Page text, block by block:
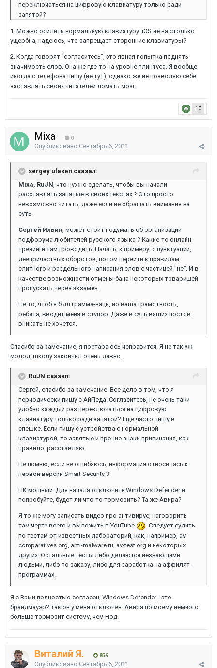
переключаться на цифровую клавиатуру только ради
запятой?
1. Можно осилить нормальную клавиатуру. iOS не на столько
ущербна, надеюсь, что запрещает сторонние клавиатуры?
2. Когда говорят "согласитесь", это явная попытка поднять
значимость слов. Она же где-то на уровне плинтуса. Я вообще
иногда с телефона пишу (не тут), однако же не позволяю себе
заставлять своих читателей ломать мозг.
10
Mixa 0
Опубликовано Сентябрь 6, 2011
sergey ulasen сказал:
Mixa, RuJN, что нужно сделать, чтобы вы начали
расставлять запятые в своих текстах ? Это просто
невозможно читать, даже если не обращать внимания на
суть.
Сергей Ильин, может стоит подумать об организации
подфорума любителей русского языка ? Какие-то онлайн
тренинги там проводить. Начать, к примеру, с пунктуации,
деепричастных оборотов, потом перейти к правилам
слитного и раздельного написания слов с частицей "не". И в
качестве возможности отмены бана некоторых товарищей
пропускать через экзамен.
Не то, чтоб я был грамма-наци, но ваша грамотность,
ребята, вводит меня в ступор. Даже в суть ваших постов
вникать не хочется.
Спасибо за замечание, я постараюсь исправится. Я не так уж
молод, школу закончил очень давно.
RuJN сказал:
Сергей, спасибо за замечание. Все дело в том, что я
периодически пишу с АйПеда. Согласитесь, не очень таки
удобно каждый раз переключаться на цифровую
клавиатуру только ради запятой? Еще часто пишу в
спешке. Если пишу с устройства с нормальной
клавиатурой, то запятые и прочие знаки припинания, как
правило, расставляю.
Не помню, если не ошибаюсь, информация относилась к
первой версии Smart Security 3
ПК мощный. Для начала отключите Windows Defender и
попробуйте, будет ли что-то тормозить? Та же Авира?
Я то же могу записать видео про антивирус, наговорить
там черте всего и выложить в YouTube
. Следует судить
по тестам от известных лабораторий, как, например, av-
comparatives.org, anti-malware.ru, av-test.org и некоторых
других. Остальные тесты либо делаются незнающими
людьми, либо по заказу, либо для заработка на аффилят-
программах.
Я с Вами полностью согласен, Windows Defender - это
брандмауэр? так он у меня отключен. Авира по моему немного
больше тормозит систему, чем Нод.
Виталий Я. 859
Опубликовано Сентябрь 6, 2011